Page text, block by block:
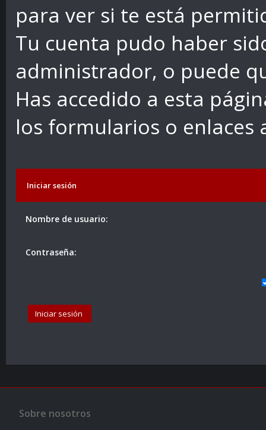
para ver si te está
Tu cuenta pudo haber
administrador, o puede
Has accedido a esta
los formularios o enlaces
Iniciar sesión
Nombre de usuario:
Contraseña:
Sobre nosotros